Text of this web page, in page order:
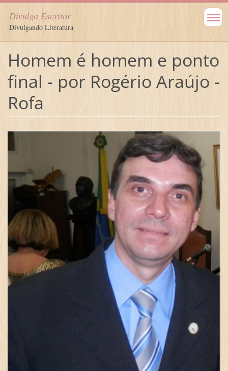
Divulga Escritor
Divulgando Literatura
Homem é homem e ponto
final - por Rogério Araújo -
Rofa